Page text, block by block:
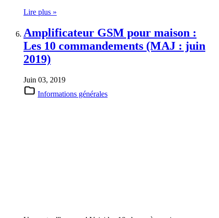
Lire plus »
Amplificateur GSM pour maison :
Les 10 commandements (MAJ : juin
2019)
Juin 03, 2019
Informations générales